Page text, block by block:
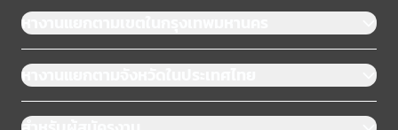
หางานแยกตามเขตในกรุงเทพมหานคร
หางานแยกตามจังหวัดในประเทศไทย